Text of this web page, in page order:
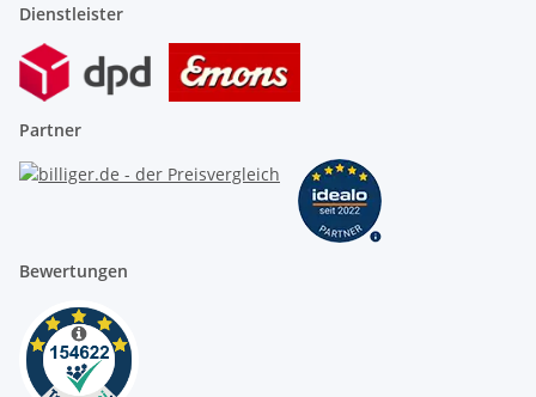
Dienstleister
Partner
Bewertungen